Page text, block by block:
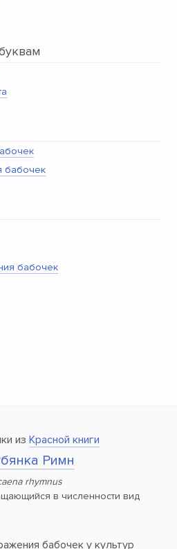
бабочек
бабочек
из Красной книги
Римн
rhymnus
в численности вид
бабочек у культур